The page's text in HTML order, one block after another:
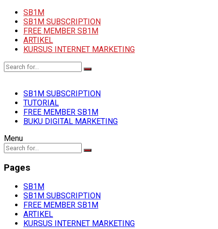
SB1M
SB1M SUBSCRIPTION
FREE MEMBER SB1M
ARTIKEL
KURSUS INTERNET MARKETING
SB1M SUBSCRIPTION
TUTORIAL
FREE MEMBER SB1M
BUKU DIGITAL MARKETING
Menu
Pages
SB1M
SB1M SUBSCRIPTION
FREE MEMBER SB1M
ARTIKEL
KURSUS INTERNET MARKETING